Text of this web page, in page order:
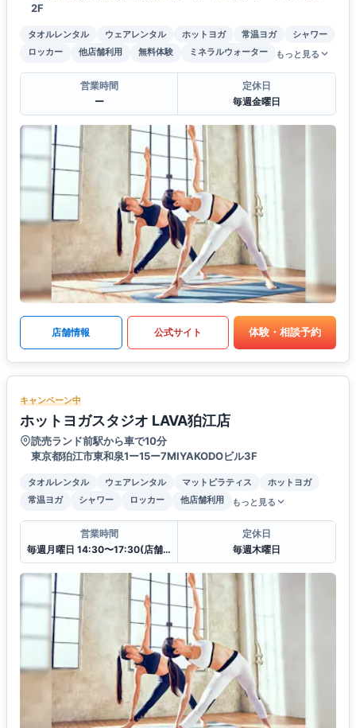
2F
タオルレンタル ウェアレンタル ホットヨガ 常温ヨガ
シャワー
ロッカー
他店舗利用 無料体験 ミネラルウォーター もっと見る
営業時間
ー
定休日
毎週金曜日
店舗情報 公式サイト 体験・相談予約
キャンペーン中
ホットヨガスタジオ LAVA狛江店
読売ランド前駅から車で10分
東京都狛江市東和泉1ー15ー7MIYAKODOビル3F
タオルレンタル ウェアレンタル マットピラティス
ホットヨガ
常温ヨガ
シャワー ロッカー 他店舗利用 もっと見る
営業時間
毎週月曜日 14:30〜17:30(店舗クローズ)
定休日
毎週木曜日